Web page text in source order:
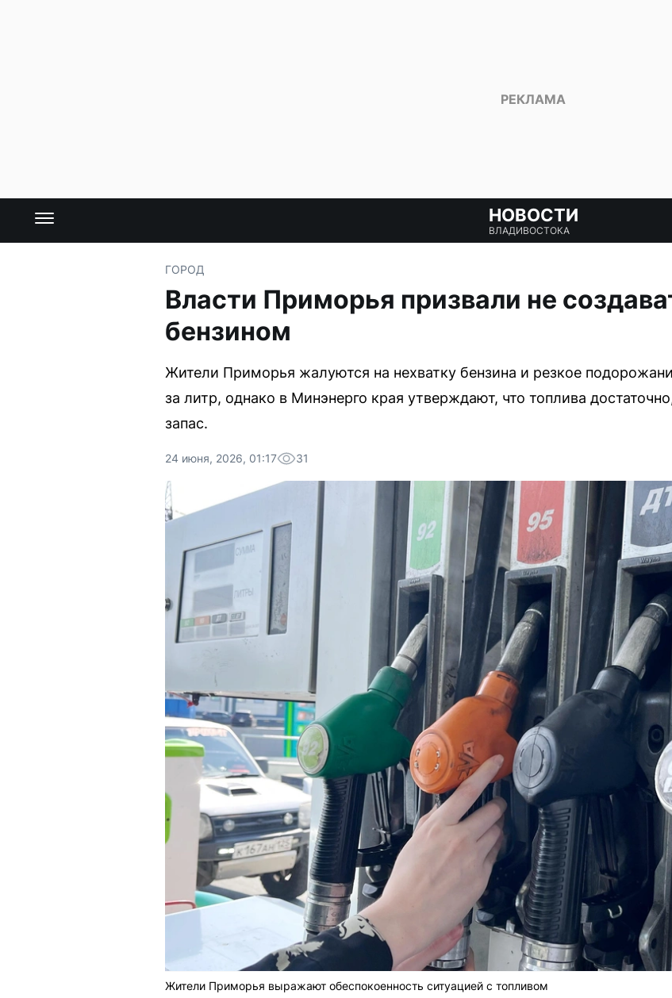
НОВОСТИ
ВЛАДИВОСТОКА
ГОРОД
Власти Приморья призвали не
бензином
Жители Приморья жалуются на нехватку бензина и резкое
за литр, однако в Минэнерго края утверждают, что топлива
запас.
24 июня, 2026, 01:17 31
Жители Приморья выражают обеспокоенность ситуацией с топливом